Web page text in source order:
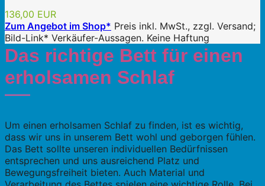
136,00 EUR
Zum Angebot im Shop* Preis inkl. MwSt., zzgl. Versand;
Bild-Link* Verkäufer-Aussagen. Keine Haftung
Das richtige Bett für einen
erholsamen Schlaf
Um einen erholsamen Schlaf zu finden, ist es wichtig,
dass wir uns in unserem Bett wohl und geborgen fühlen.
Das Bett sollte unseren individuellen Bedürfnissen
entsprechen und uns ausreichend Platz und
Bewegungsfreiheit bieten. Auch Material und